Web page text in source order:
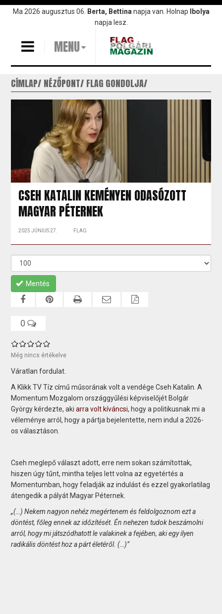
UgrásMa 2026 augusztus 06. Berta, Bettina napja van. Holnap
Ibolya
napja lesz.
MENU
CÍMLAP NÉZŐPONT FLAG GONDOLJA
CSEH KATALIN KEMÉNYEN ODASÓZOTT
MAGYAR PÉTERNEK
2025 JÚNIUS 27. FLAG
Mentés
0
Még nincs értékelve
Váratlan fordulat.
A Klikk TV Tíz című műsorának volt a vendége Cseh Katalin. A
Momentum Mozgalom országgyűlési képviselőjét Bolgár
György kérdezte, akiarra volt kíváncsi, hogy a politikusnak mi a
véleménye arról, hogy a pártja bejelentette, nem indul a 2026-
os választáson.
Cseh meglepő választ adott, erre nem sokan számítottak,
hiszen úgy tűnt, mintha teljes lett volna az egyetértés a
Momentumban, hogy feladják az indulást és ezzel gyakorlatilag
átengedik a pályát Magyar Péternek.
„(…) Nekem nagyon nehéz megértenem és feldolgoznom ezt a
döntést, főleg ennek az időzítését. Én nehezen tudok beszámolni
arról, hogy mi játszódhatott le valakinek a fejében, aki egy ilyen
radikális döntést hoz a párt életéről. (…)”